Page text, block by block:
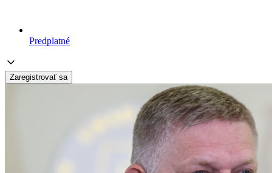
Predplatné
Zaregistrovať sa